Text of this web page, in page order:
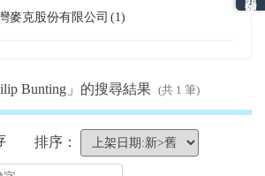
麥克股份有限公司 (1)
Bunting」的搜尋結果 (共 1 筆)
排序：